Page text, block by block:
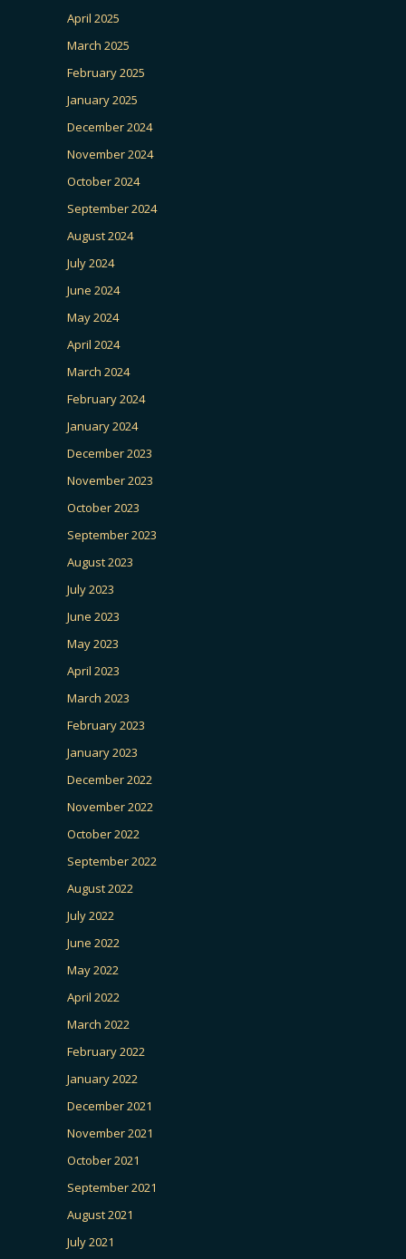
April 2025
March 2025
February 2025
January 2025
December 2024
November 2024
October 2024
September 2024
August 2024
July 2024
June 2024
May 2024
April 2024
March 2024
February 2024
January 2024
December 2023
November 2023
October 2023
September 2023
August 2023
July 2023
June 2023
May 2023
April 2023
March 2023
February 2023
January 2023
December 2022
November 2022
October 2022
September 2022
August 2022
July 2022
June 2022
May 2022
April 2022
March 2022
February 2022
January 2022
December 2021
November 2021
October 2021
September 2021
August 2021
July 2021